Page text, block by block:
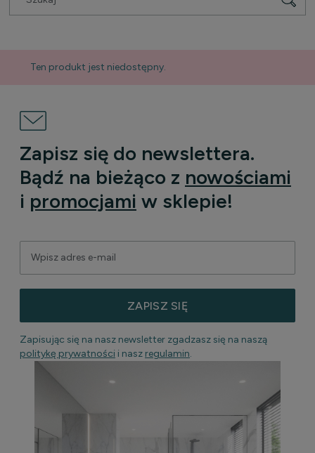
Ten produkt jest niedostępny.
Zapisz się do newslettera.
Bądź na bieżąco z nowościami
i promocjami w sklepie!
ZAPISZ SIĘ
Zapisując się na nasz newsletter zgadzasz się na naszą
politykę prywatności i nasz regulamin.